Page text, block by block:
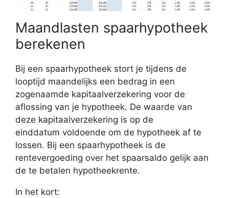
Maandlasten spaarhypotheek
berekenen
Bij een spaarhypotheek stort je tijdens de
looptijd maandelijks een bedrag in een
zogenaamde kapitaalverzekering voor de
aflossing van je hypotheek. De waarde van
deze kapitaalverzekering is op de
einddatum voldoende om de hypotheek af te
lossen. Bij een spaarhypotheek is de
rentevergoeding over het spaarsaldo gelijk aan
de te betalen hypotheekrente.
In het kort: